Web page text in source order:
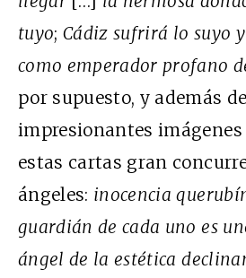
tuyo;Cádiz sufrirá lo suyo
como emperador profano
por supuesto, y además
impresionantes imágenes
estas cartas gran
ángeles: inocencia
guardián de cada uno es
ángel de la estética